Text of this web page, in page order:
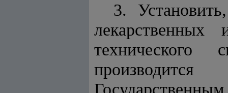
3.
технического